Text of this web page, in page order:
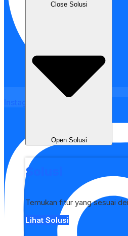
Close Solusi
Open Solusi
Solusi
Temukan fitur yang sesuai
Lihat Solusi